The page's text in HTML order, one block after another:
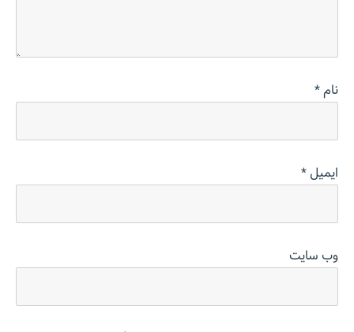
نام*
ایمیل*
وب‌ سایت